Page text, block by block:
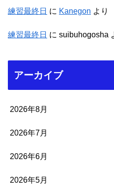
練習最終日 に Kanegon より
練習最終日 に suibuhogosha
アーカイブ
2026年8月
2026年7月
2026年6月
2026年5月